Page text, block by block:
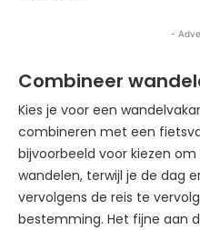
-
Combineer
Kies je voor een
combineren met een
bijvoorbeeld voor kiezen
wandelen, terwijl je de dag
vervolgens de reis te
bestemming. Het fijne aan